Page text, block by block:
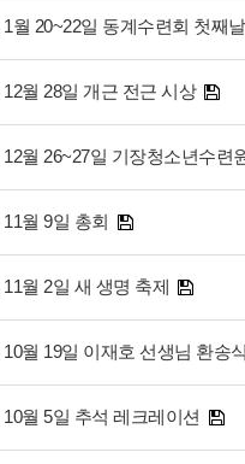
1월 20~22일 동계수련회 첫째날
12월 28일 개근 전근 시상
12월 26~27일 기장청소년수련
11월 9일 총회
11월 2일 새 생명 축제
10월 19일 이재호 선생님 환송
10월 5일 추석 레크레이션